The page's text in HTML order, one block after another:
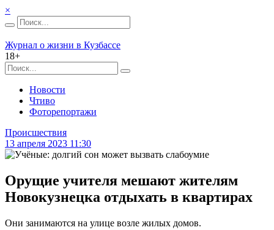
×
Журнал о жизни в Кузбассе
18+
Новости
Чтиво
Фоторепортажи
Происшествия
13 апреля 2023 11:30
Орущие учителя мешают жителям
Новокузнецка отдыхать в квартирах
Они занимаются на улице возле жилых домов.